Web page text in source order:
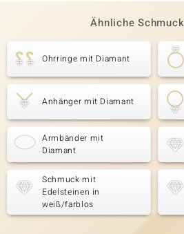
Ähnliche
Ohrringe mit Diamant
Anhänger mit Diamant
Armbänder mit
Diamant
Schmuck mit
Edelsteinen in
weiß/farblos